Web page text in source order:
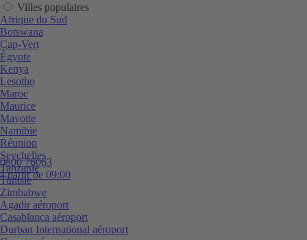
0800 76063
à partir de 09:00
Villes populaires
Afrique du Sud
Botswana
Cap-Vert
Égypte
Kenya
Lesotho
Maroc
Maurice
Mayotte
Namibie
Réunion
Seychelles
Tanzanie
Tunisie
Zimbabwe
Agadir aéroport
Casablanca aéroport
Durban International aéroport